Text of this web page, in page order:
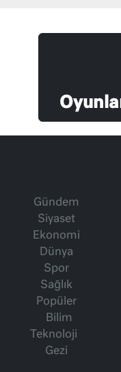
Gündem
Siyaset
Ekonomi
Dünya
Spor
Sağlık
Popüler
Bilim
Teknoloji
Gezi